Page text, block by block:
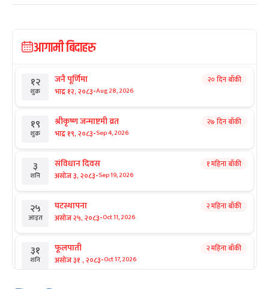
आगामी बिदाहरु
१२
शुक्र
जनै पूर्णिमा
भाद्र १२, २०८३-Aug 28, 2026
२० दिन बाँकी
१९
शुक्र
श्रीकृष्ण जन्माष्टमी व्रत
भाद्र १९, २०८३-Sep 4, 2026
२७ दिन बाँकी
३
शनि
संविधान दिवस
असोज ३, २०८३-Sep 19, 2026
१ महिना बाँकी
२५
आइत
घटस्थापना
असोज २५, २०८३-Oct 11, 2026
२ महिना बाँकी
३१
शनि
फूलपाती
असोज ३१ , २०८३-Oct 17, 2026
२ महिना बाँकी